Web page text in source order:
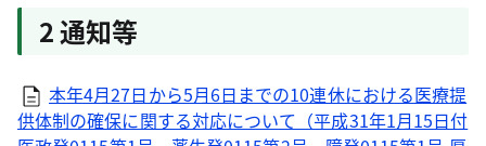
2 通知等
本年4月27日から5月6日までの10連休における医療提
供体制の確保に関する対応について（平成31年1月15日付